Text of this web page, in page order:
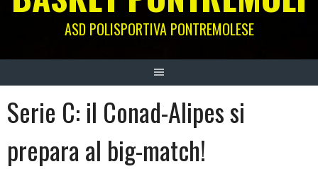
ASD POLISPORTIVA PONTREMOLESE
Serie C: il Conad-Alipes si
prepara al big-match!